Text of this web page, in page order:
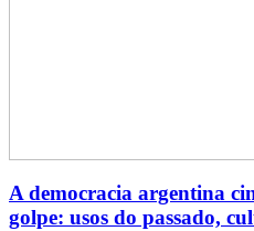
A democracia argentina
golpe: usos do passado,